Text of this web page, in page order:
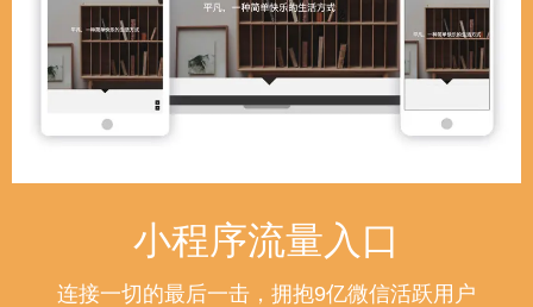
小程序流量入口
连接一切的最后一击，拥抱9亿微信活跃用户